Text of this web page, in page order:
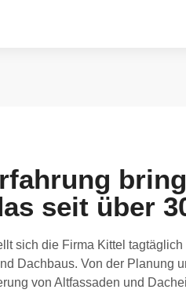
seit über
sich die Firma Kittel
Dachbaus. Von der Planung
von Altfassaden und